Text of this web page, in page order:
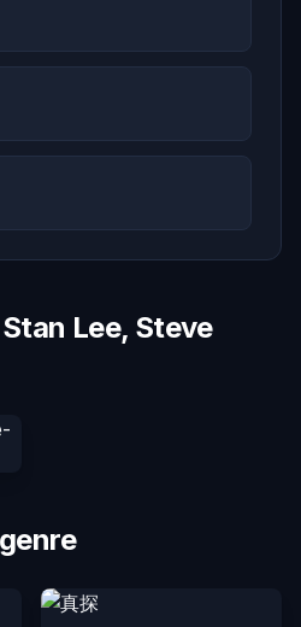
Lee, Steve